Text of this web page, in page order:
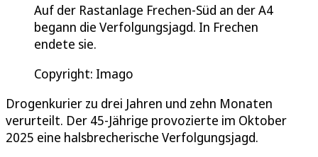
Auf der Rastanlage Frechen-Süd an der A4
begann die Verfolgungsjagd. In Frechen
endete sie.
Copyright: Imago
Drogenkurier zu drei Jahren und zehn Monaten
verurteilt. Der 45-Jährige provozierte im Oktober
2025 eine halsbrecherische Verfolgungsjagd.